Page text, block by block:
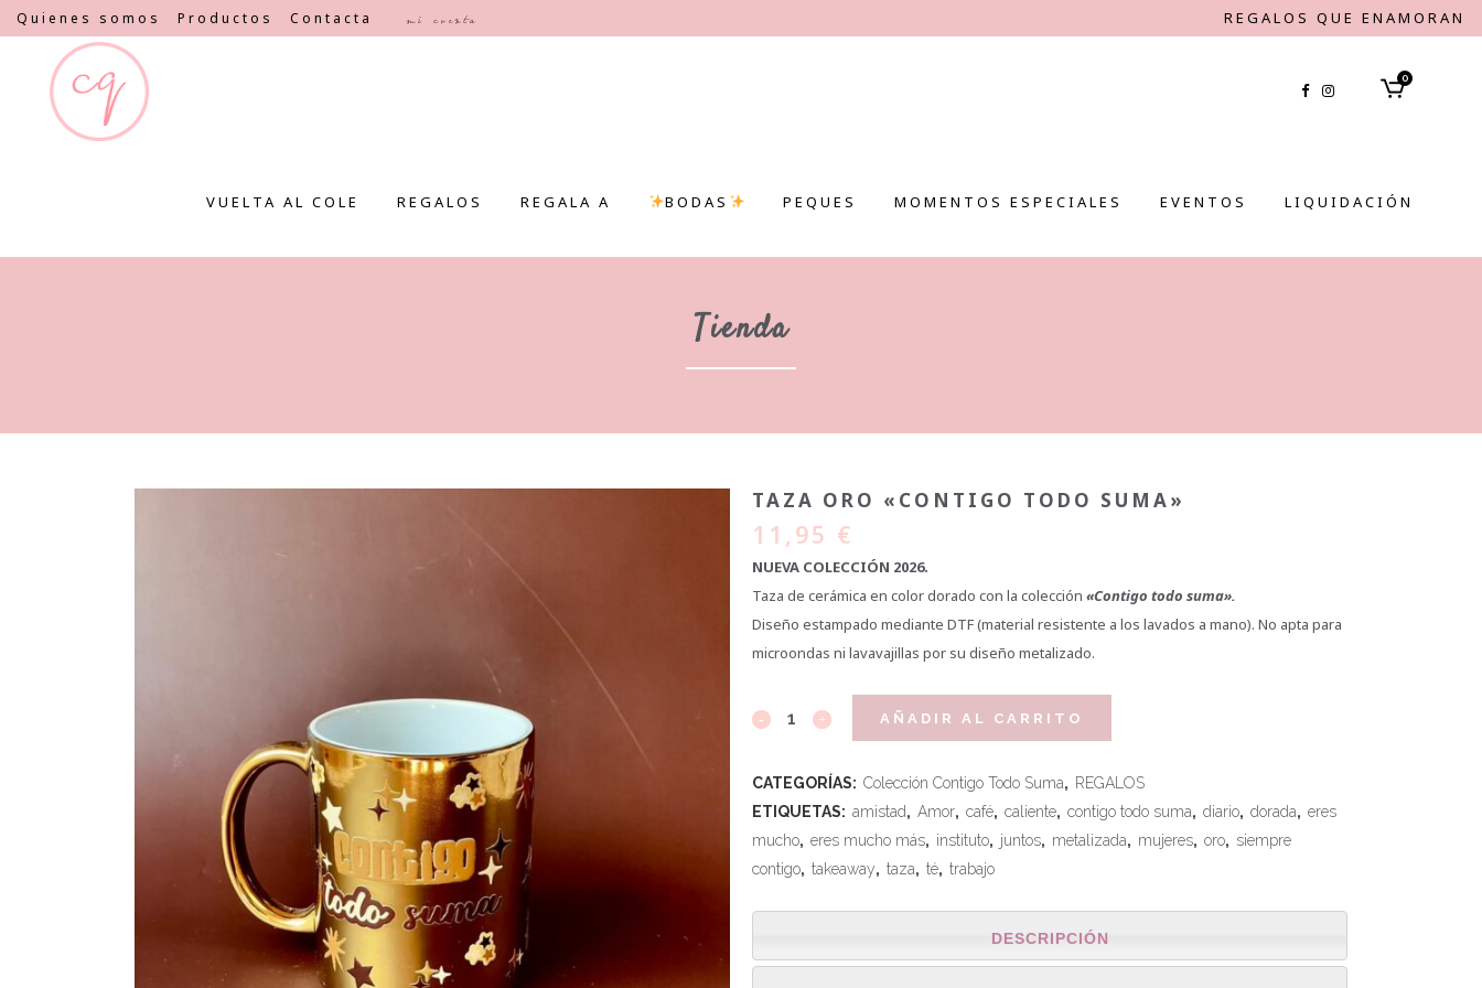
Quienes somos Productos Contacta Mi cuenta REGALOS QUE ENAMORAN
0
VUELTA AL COLE REGALOS REGALA A BODAS PEQUES MOMENTOS ESPECIALES EVENTOS LIQUIDACIÓN
Tienda
TAZA ORO «CONTIGO TODO SUMA»
11,95 €
NUEVA COLECCIÓN 2026.
Taza de cerámica en color dorado con la colección «Contigo todo suma».
Diseño estampado mediante DTF (material resistente a los lavados a mano). No apta para
microondas ni lavavajillas por su diseño metalizado.
AÑADIR AL CARRITO
CATEGORÍAS: Colección Contigo Todo Suma, REGALOS
ETIQUETAS: amistad, Amor, café, caliente, contigo todo suma, diario, dorada, eres
mucho, eres mucho más, instituto, juntos, metalizada, mujeres, oro, siempre
contigo, takeaway, taza, té, trabajo
DESCRIPCIÓN